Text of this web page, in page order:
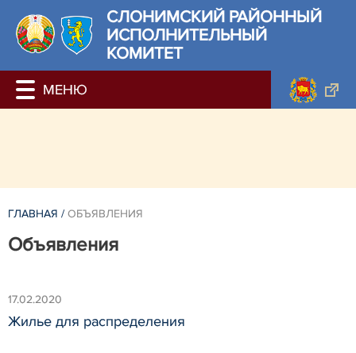
СЛОНИМСКИЙ РАЙОННЫЙ
ИСПОЛНИТЕЛЬНЫЙ
КОМИТЕТ
ГЛАВНАЯ / ОБЪЯВЛЕНИЯ
Объявления
17.02.2020
Жилье для распределения